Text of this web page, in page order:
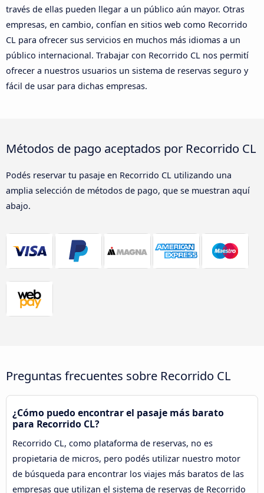
través de ellas pueden llegar a un público aún mayor. Otras
empresas, en cambio, confían en sitios web como Recorrido
CL para ofrecer sus servicios en muchos más idiomas a un
público internacional. Trabajar con Recorrido CL nos permití
ofrecer a nuestros usuarios un sistema de reservas seguro y
fácil de usar para dichas empresas.
Métodos de pago aceptados por Recorrido CL
Podés reservar tu pasaje en Recorrido CL utilizando una
amplia selección de métodos de pago, que se muestran aquí
abajo.
Preguntas frecuentes sobre Recorrido CL
¿Cómo puedo encontrar el pasaje más barato
para Recorrido CL?
Recorrido CL, como plataforma de reservas, no es
propietaria de micros, pero podés utilizar nuestro motor
de búsqueda para encontrar los viajes más baratos de las
empresas que utilizan el sistema de reservas de Recorrido